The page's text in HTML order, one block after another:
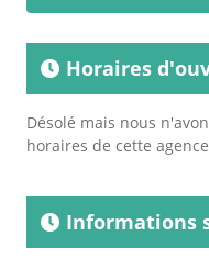
Horaires
Désolé mais nous
horaires de cette
Informations